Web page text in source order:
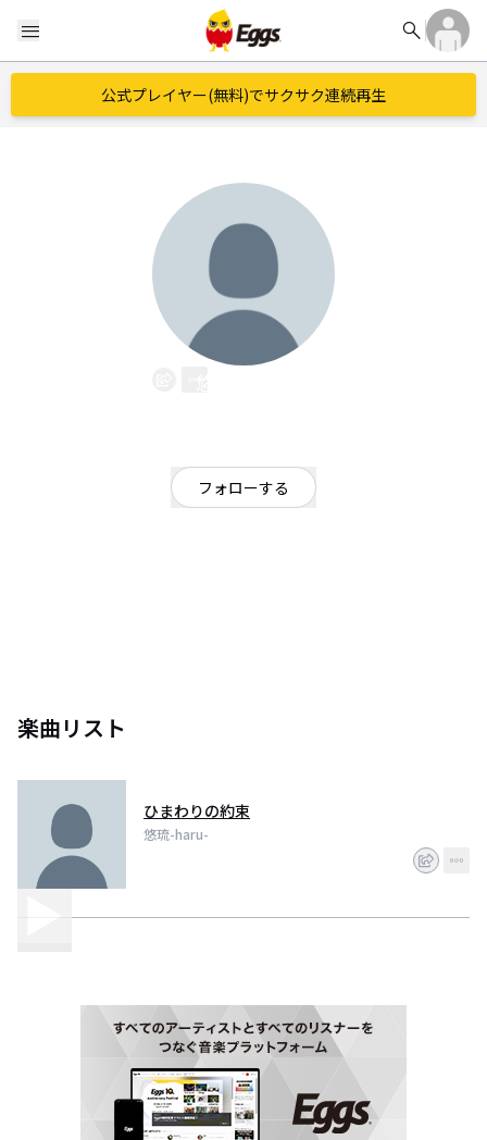
menu search
公式プレイヤー(無料)でサクサク連続再生
フォローする
楽曲リスト
ひまわりの約束
悠琉-haru-